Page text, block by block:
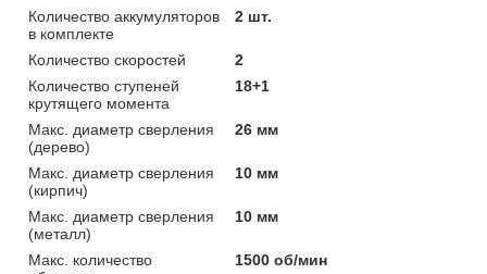
Количество аккумуляторов
в комплекте
2 шт.
Количество скоростей
2
Количество ступеней
крутящего момента
18+1
Макс. диаметр сверления
(дерево)
26 мм
Макс. диаметр сверления
(кирпич)
10 мм
Макс. диаметр сверления
(металл)
10 мм
Макс. количество
1500 об/мин